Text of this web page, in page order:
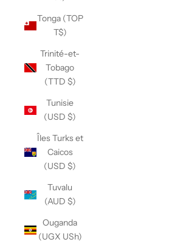
Tonga (TOP
T$)
Trinité-et-
Tobago
(TTD $)
Tunisie
(USD $)
Îles Turks et
Caicos
(USD $)
Tuvalu
(AUD $)
Ouganda
(UGX USh)